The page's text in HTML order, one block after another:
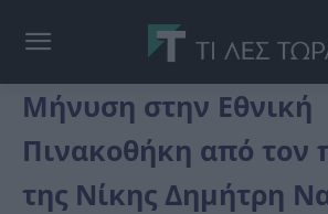
Μήνυση στην Εθνική
Πινακοθήκη από τον
της Νίκης Δημήτρη